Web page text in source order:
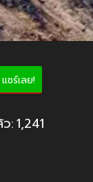
แชร์เลย!
:1,241